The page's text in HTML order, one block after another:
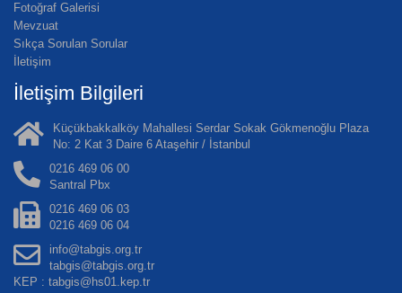
Fotoğraf Galerisi
Mevzuat
Sıkça Sorulan Sorular
İletişim
İletişim Bilgileri
Küçükbakkalköy Mahallesi Serdar Sokak Gökmenoğlu Plaza
No: 2 Kat 3 Daire 6 Ataşehir / İstanbul
0216 469 06 00
Santral Pbx
0216 469 06 03
0216 469 06 04
info@tabgis.org.tr
tabgis@tabgis.org.tr
KEP : tabgis@hs01.kep.tr